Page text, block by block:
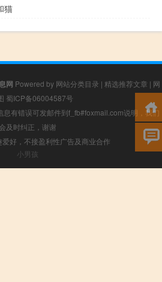
猫
网 Powered by 网站分类目录 | 精选推荐文章 | 网
蜀ICP备06004587号
有错误可发邮件到f_fb#foxmail.com说明，我们
会及时纠正，谢谢
好，不接盈利性广告及商业合作
小男孩